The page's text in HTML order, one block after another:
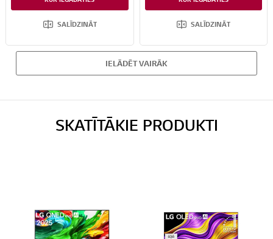
Perfect Black un Perfect Color tehnoloģijas nodrošina dziļāku kontrastu un dzīvīgas, precīzas krāsas jebkurā apgaismojumā.
SALĪDZINĀT
Aizsargāts ar LG Shield
SALĪDZINĀT
IELĀDĒT VAIRĀK
SKATĪTĀKIE PRODUKTI